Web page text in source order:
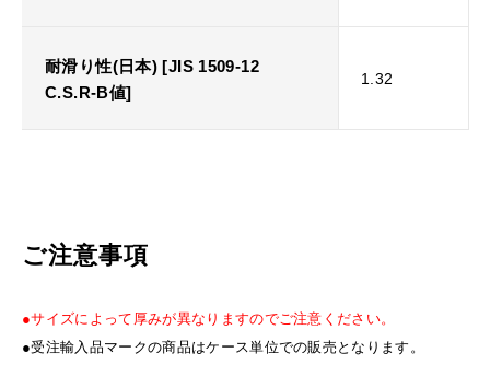
耐滑り性(日本) [JIS 1509-12
C.S.R-B値]
1.32
ご注意事項
●サイズによって厚みが異なりますのでご注意ください。
●受注輸入品マークの商品はケース単位での販売となります。